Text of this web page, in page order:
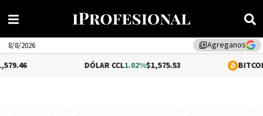
library_addAgreganos
8/8/2026
1.02%$1,575.53 -0.46%